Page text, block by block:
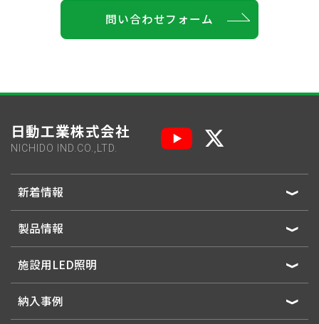
問い合わせフォーム
日動工業株式会社
NICHIDO IND.CO.,LTD.
新着情報
製品情報
施設用LED照明
納入事例